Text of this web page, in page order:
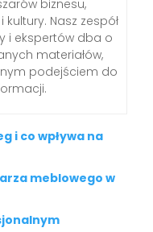
biznesu,
Nasz zespół
i ekspertów dba o
materiałów,
podejściem do
i co wpływa na
meblowego w